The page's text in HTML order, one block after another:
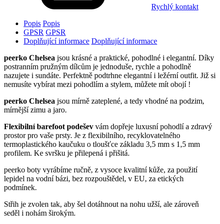
Rychlý kontakt
Popis Popis
GPSR GPSR
Doplňující informace Doplňující informace
peerko Chelsea jsou krásné a praktické, pohodlné i elegantní. Díky
postranním pružným dílcům je jednoduše, rychle a pohodlně
nazujete i sundáte. Perfektně podtrhne elegantní i ležérní outfit. Již si
nemusíte vybírat mezi pohodlím a stylem, můžete mít obojí !
peerko Chelsea jsou mírně zateplené, a tedy vhodné na podzim,
mírnější zimu a jaro.
Flexibilní barefoot podešev vám dopřeje luxusní pohodlí a zdravý
prostor pro vaše prsty. Je z flexibilního, recyklovatelného
termoplastického kaučuku o tloušťce základu 3,5 mm s 1,5 mm
profilem. Ke svršku je přilepená i přišitá.
peerko boty vyrábíme ručně, z vysoce kvalitní kůže, za použití
lepidel na vodní bázi, bez rozpouštědel, v EU, za etických
podmínek.
Střih je zvolen tak, aby šel dotáhnout na nohu užší, ale zároveň
seděl i nohám širokým.